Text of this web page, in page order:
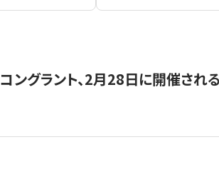
コングラント、2月28日に開催さ